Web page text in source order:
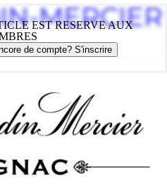
EST RESERVE AUX
de compte? S'inscrire
MERCIER